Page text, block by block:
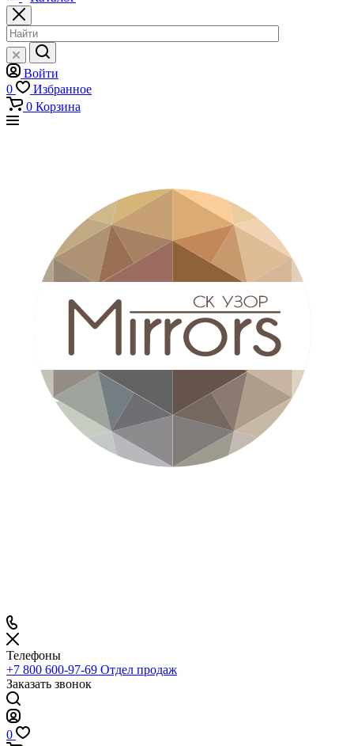
Войти
0
Избранное
0 Корзина
Телефоны
+7 800 600-97-69 Отдел продаж
Заказать звонок
0